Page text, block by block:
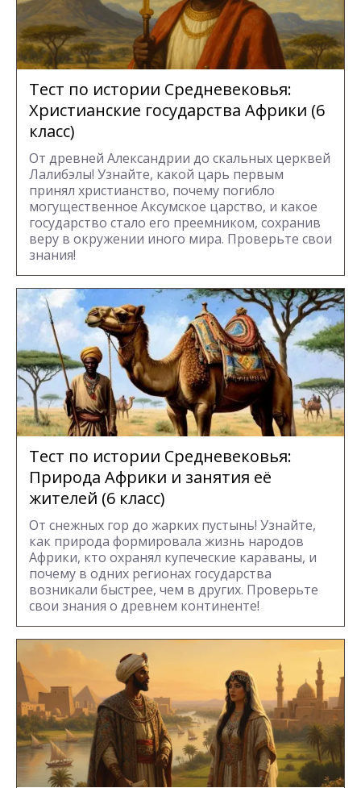
Тест по истории Средневековья:
Христианские государства Африки (6
класс)
От древней Александрии до скальных церквей
Лалибэлы! Узнайте, какой царь первым
принял христианство, почему погибло
могущественное Аксумское царство, и какое
государство стало его преемником, сохранив
веру в окружении иного мира. Проверьте свои
знания!
Тест по истории Средневековья:
Природа Африки и занятия её
жителей (6 класс)
От снежных гор до жарких пустынь! Узнайте,
как природа формировала жизнь народов
Африки, кто охранял купеческие караваны, и
почему в одних регионах государства
возникали быстрее, чем в других. Проверьте
свои знания о древнем континенте!